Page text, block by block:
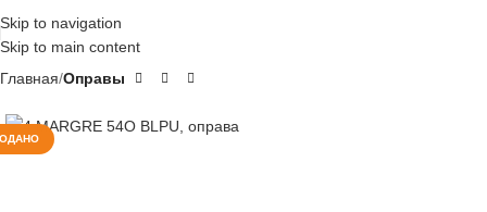
Skip to navigation
Skip to main content
Главная Оправы